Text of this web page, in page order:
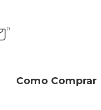
0
Como Comprar